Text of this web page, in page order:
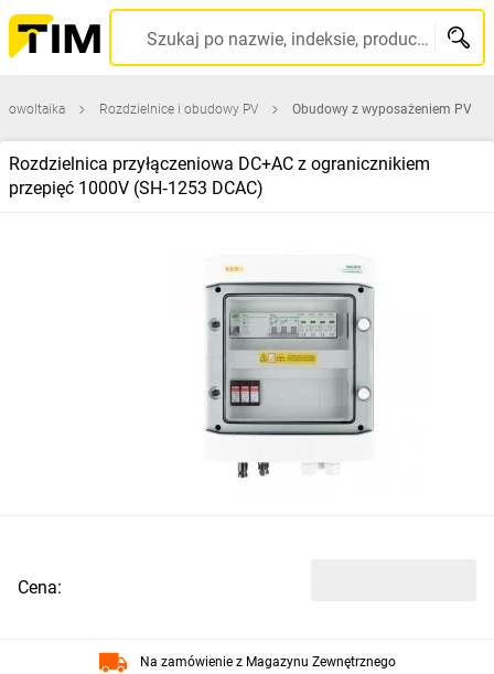
Szukaj po nazwie, indeksie, producencie, kodzie kreskowym...
Rozdzielnice i obudowy PV Obudowy z wyposażeniem PV
Rozdzielnica przyłączeniowa DC+AC z ogranicznikiem
przepięć 1000V (SH‑1253 DCAC)
Cena:
Na zamówienie z Magazynu Zewnętrznego